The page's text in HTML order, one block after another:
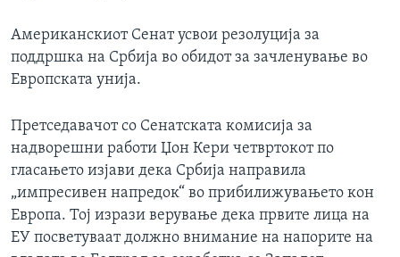
НАУКА
УМЕТНОСТ И ЗАБАВА
НАКУСО...
Јазици
Американскиот Сенат усвои резолуција за
поддршка на Србија во обидот за зачленување во
Европската унија.
Претседавачот со Сенатската комисија за
надворешни работи Џон Кери четвртокот по
гласањето изјави дека Србија направила
„импресивен напредок“ во прибилижувањето кон
Европа. Тој изрази верување дека првите лица на
ЕУ посветуваат должно внимание на напорите на